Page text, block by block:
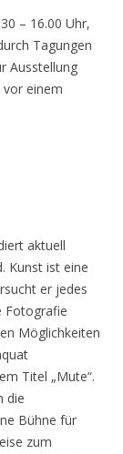
– 16.00 Uhr,
Tagungen
Ausstellung
einem
aktuell
Kunst ist eine
er jedes
Fotografie
Möglichkeiten
Titel „Mute“.
die
Bühne für
zum